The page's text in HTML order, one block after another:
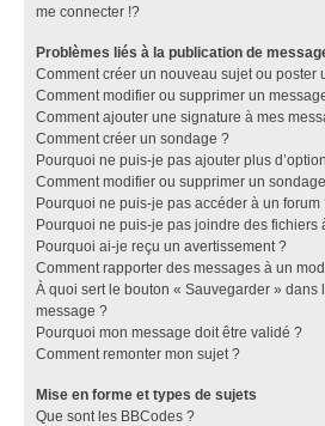
me connecter !?
Problèmes liés à la publication de
Comment créer un nouveau sujet ou poster
Comment modifier ou supprimer un
Comment ajouter une signature à mes
Comment créer un sondage ?
Pourquoi ne puis-je pas ajouter plus
Comment modifier ou supprimer un
Pourquoi ne puis-je pas accéder à un forum
Pourquoi ne puis-je pas joindre des fichiers
Pourquoi ai-je reçu un avertissement ?
Comment rapporter des messages à un
À quoi sert le bouton « Sauvegarder » dans
message ?
Pourquoi mon message doit être validé ?
Comment remonter mon sujet ?
Mise en forme et types de sujets
Que sont les BBCodes ?